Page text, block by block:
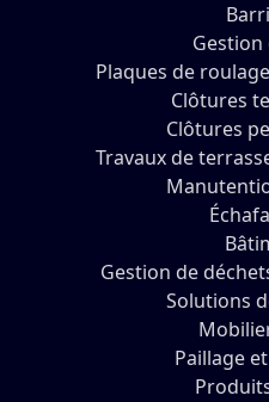
Plaques de
Clôtures
Clôtures
Travaux de
Gestion de
Solutions
Paillage